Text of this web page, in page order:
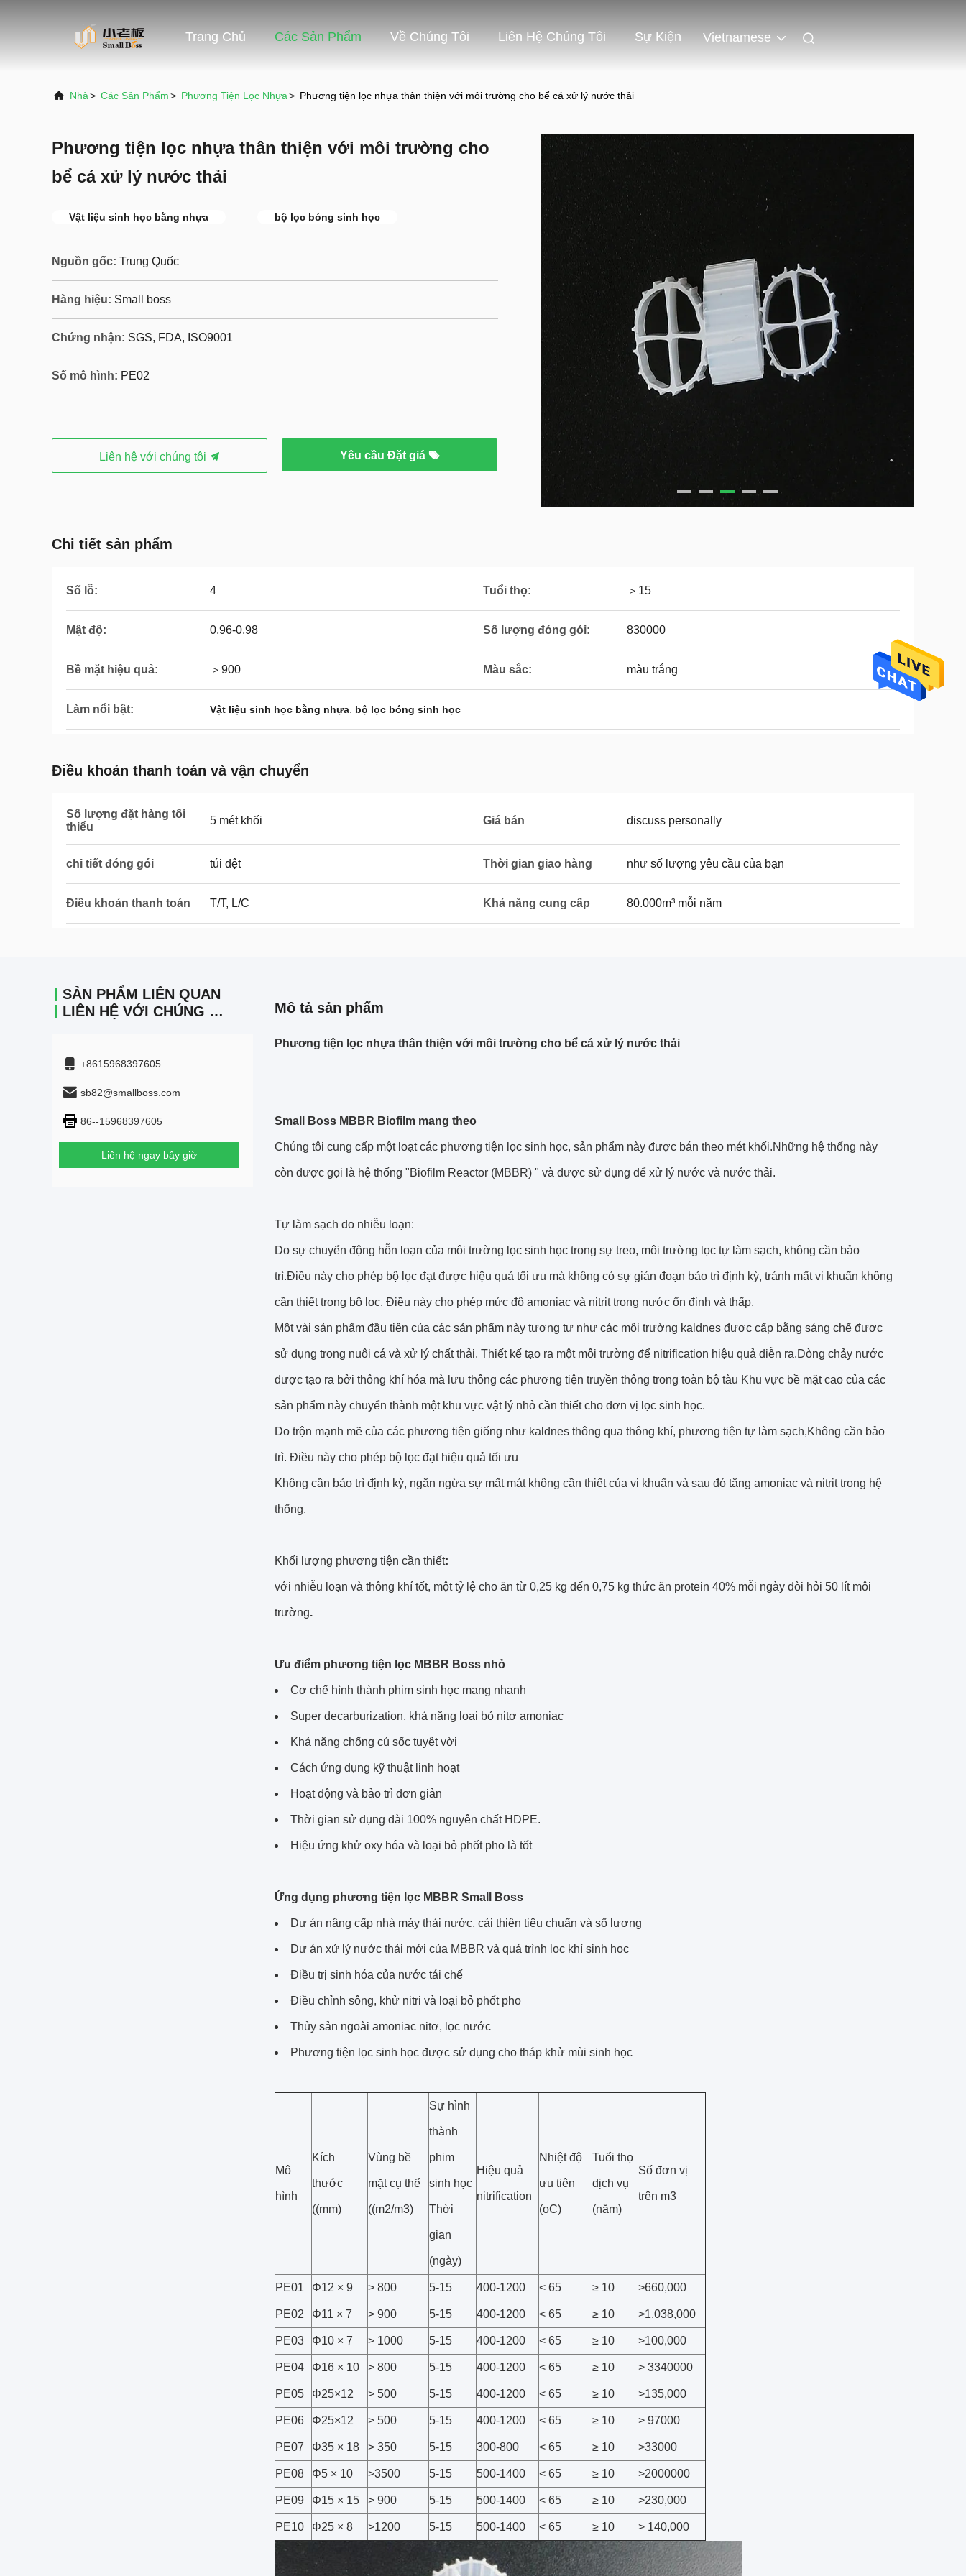
Trang Chủ Các Sản Phẩm Về Chúng Tôi Liên Hệ Chúng Tôi Sự Kiện Vietnamese
Nhà> Các Sản Phẩm> Phương Tiện Lọc Nhựa> Phương tiện lọc nhựa thân thiện với môi trường cho bể cá xử lý nước thải
Phương tiện lọc nhựa thân thiện với môi trường cho
bể cá xử lý nước thải
Vật liệu sinh học bằng nhựa bộ lọc bóng sinh học
Nguồn gốc: Trung Quốc
Hàng hiệu: Small boss
Chứng nhận: SGS, FDA, ISO9001
Số mô hình: PE02
Liên hệ với chúng tôi Yêu cầu Đặt giá
Chi tiết sản phẩm
Số lỗ: 4 Tuổi thọ: ＞15
Mật độ: 0,96-0,98 Số lượng đóng gói: 830000
Bề mặt hiệu quả: ＞900 Màu sắc: màu trắng
Làm nổi bật: Vật liệu sinh học bằng nhựa, bộ lọc bóng sinh học
Điều khoản thanh toán và vận chuyển
Số lượng đặt hàng tối
thiểu
5 mét khối Giá bán discuss personally
chi tiết đóng gói túi dệt Thời gian giao hàng như số lượng yêu cầu của bạn
Điều khoản thanh toán T/T, L/C Khả năng cung cấp 80.000m³ mỗi năm
SẢN PHẨM LIÊN QUAN
LIÊN HỆ VỚI CHÚNG TÔI
+8615968397605
sb82@smallboss.com
86--15968397605
Liên hệ ngay bây giờ
Mô tả sản phẩm
Phương tiện lọc nhựa thân thiện với môi trường cho bể cá xử lý nước thải
Small Boss MBBR Biofilm mang theo
Chúng tôi cung cấp một loạt các phương tiện lọc sinh học, sản phẩm này được bán theo mét khối.Những hệ thống này
còn được gọi là hệ thống "Biofilm Reactor (MBBR) " và được sử dụng để xử lý nước và nước thải.
Tự làm sạch do nhiễu loạn:
Do sự chuyển động hỗn loạn của môi trường lọc sinh học trong sự treo, môi trường lọc tự làm sạch, không cần bảo
trì.Điều này cho phép bộ lọc đạt được hiệu quả tối ưu mà không có sự gián đoạn bảo trì định kỳ, tránh mất vi khuẩn không
cần thiết trong bộ lọc. Điều này cho phép mức độ amoniac và nitrit trong nước ổn định và thấp.
Một vài sản phẩm đầu tiên của các sản phẩm này tương tự như các môi trường kaldnes được cấp bằng sáng chế được
sử dụng trong nuôi cá và xử lý chất thải. Thiết kế tạo ra một môi trường để nitrification hiệu quả diễn ra.Dòng chảy nước
được tạo ra bởi thông khí hóa mà lưu thông các phương tiện truyền thông trong toàn bộ tàu Khu vực bề mặt cao của các
sản phẩm này chuyển thành một khu vực vật lý nhỏ cần thiết cho đơn vị lọc sinh học.
Do trộn mạnh mẽ của các phương tiện giống như kaldnes thông qua thông khí, phương tiện tự làm sạch,Không cần bảo
trì. Điều này cho phép bộ lọc đạt hiệu quả tối ưu
Không cần bảo trì định kỳ, ngăn ngừa sự mất mát không cần thiết của vi khuẩn và sau đó tăng amoniac và nitrit trong hệ
thống.
Khối lượng phương tiện cần thiết:
với nhiễu loạn và thông khí tốt, một tỷ lệ cho ăn từ 0,25 kg đến 0,75 kg thức ăn protein 40% mỗi ngày đòi hỏi 50 lít môi
trường.
Ưu điểm phương tiện lọc MBBR Boss nhỏ
Cơ chế hình thành phim sinh học mang nhanh
Super decarburization, khả năng loại bỏ nitơ amoniac
Khả năng chống cú sốc tuyệt vời
Cách ứng dụng kỹ thuật linh hoạt
Hoạt động và bảo trì đơn giản
Thời gian sử dụng dài 100% nguyên chất HDPE.
Hiệu ứng khử oxy hóa và loại bỏ phốt pho là tốt
Ứng dụng phương tiện lọc MBBR Small Boss
Dự án nâng cấp nhà máy thải nước, cải thiện tiêu chuẩn và số lượng
Dự án xử lý nước thải mới của MBBR và quá trình lọc khí sinh học
Điều trị sinh hóa của nước tái chế
Điều chỉnh sông, khử nitri và loại bỏ phốt pho
Thủy sản ngoài amoniac nitơ, lọc nước
Phương tiện lọc sinh học được sử dụng cho tháp khử mùi sinh học
Mô
hình
Kích
thước
((mm)
Vùng bề
mặt cụ thể
((m2/m3)
Sự hình
thành
phim
sinh học
Thời
gian
(ngày)
Hiệu quả
nitrification
Nhiệt độ
ưu tiên
(oC)
Tuổi thọ
dịch vụ
(năm)
Số đơn vị
trên m3
PE01 Φ12 × 9 > 800 5-15 400-1200 < 65 ≥ 10 >660,000
PE02 Φ11 × 7 > 900 5-15 400-1200 < 65 ≥ 10 >1.038,000
PE03 Φ10 × 7 > 1000 5-15 400-1200 < 65 ≥ 10 >100,000
PE04 Φ16 × 10 > 800 5-15 400-1200 < 65 ≥ 10 > 3340000
PE05 Φ25×12 > 500 5-15 400-1200 < 65 ≥ 10 >135,000
PE06 Φ25×12 > 500 5-15 400-1200 < 65 ≥ 10 > 97000
PE07 Φ35 × 18 > 350 5-15 300-800 < 65 ≥ 10 >33000
PE08 Φ5 × 10 >3500 5-15 500-1400 < 65 ≥ 10 >2000000
PE09 Φ15 × 15 > 900 5-15 500-1400 < 65 ≥ 10 >230,000
PE10 Φ25 × 8 >1200 5-15 500-1400 < 65 ≥ 10 > 140,000